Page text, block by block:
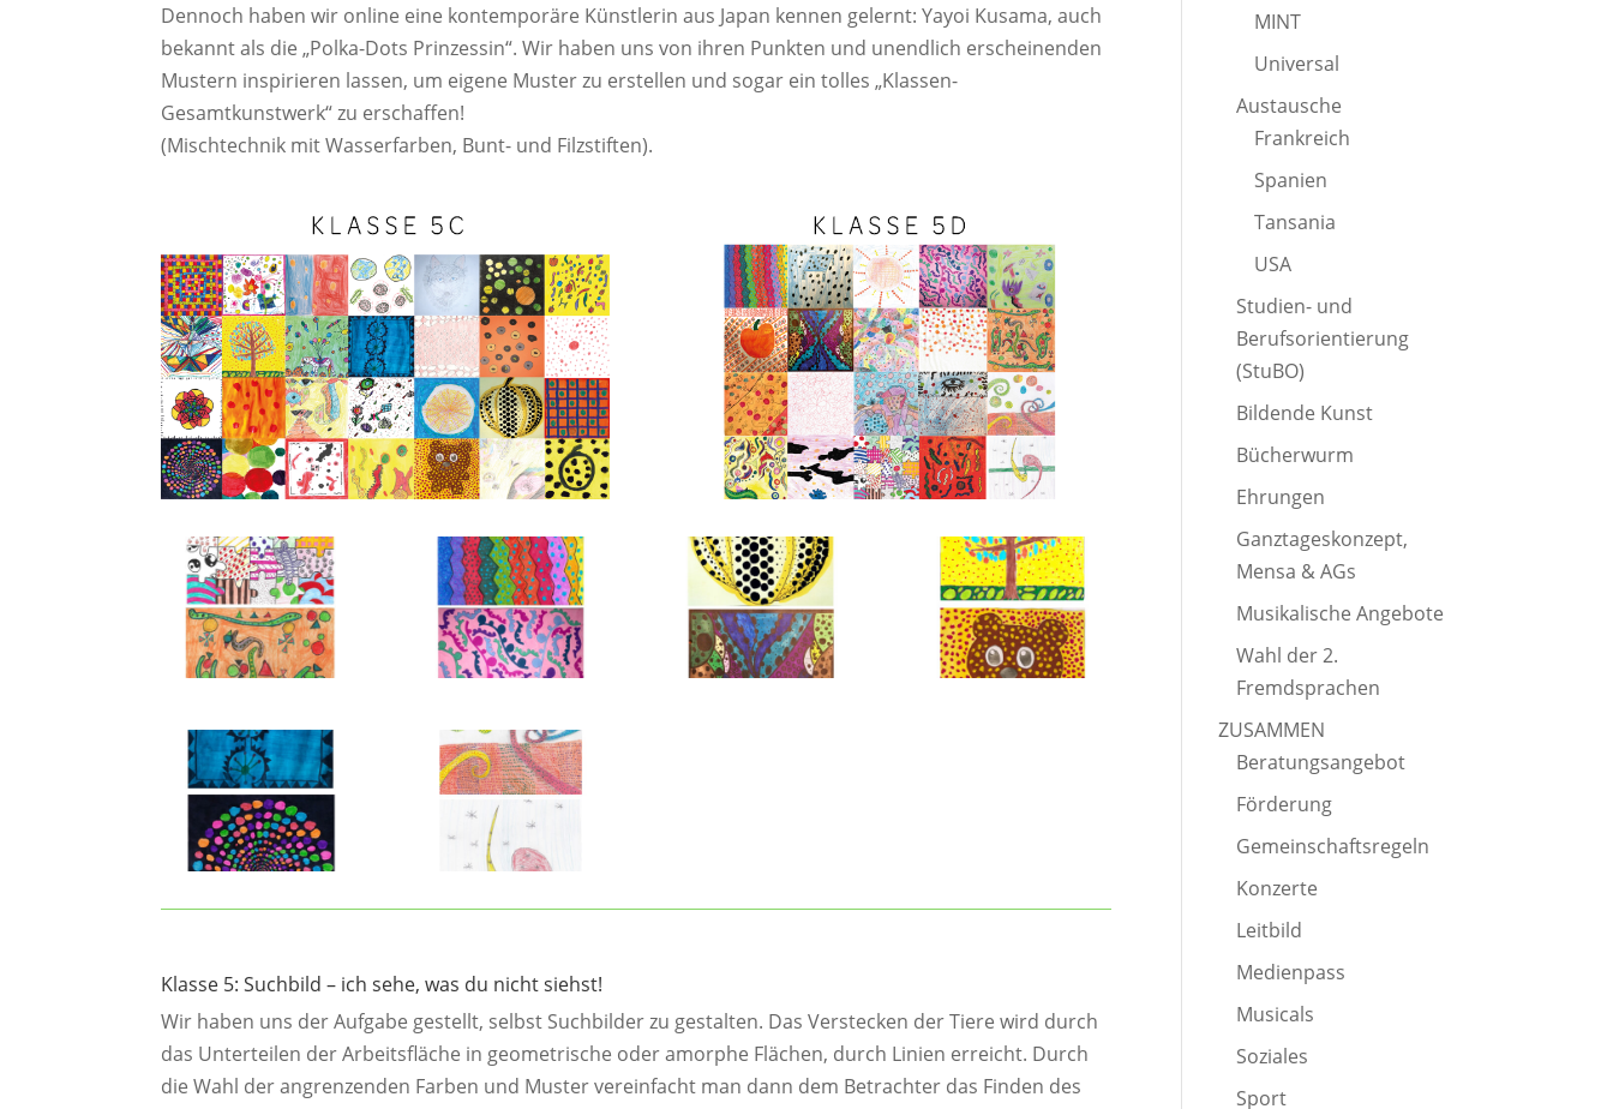
Dennoch haben wir online eine kontemporäre Künstlerin aus Japan kennen gelernt: Yayoi Kusama, auch
bekannt als die „Polka-Dots Prinzessin“. Wir haben uns von ihren Punkten und unendlich erscheinenden
Mustern inspirieren lassen, um eigene Muster zu erstellen und sogar ein tolles „Klassen-
Gesamtkunstwerk“ zu erschaffen!
(Mischtechnik mit Wasserfarben, Bunt- und Filzstiften).
Klasse 5: Suchbild – ich sehe, was du nicht siehst!
Wir haben uns der Aufgabe gestellt, selbst Suchbilder zu gestalten. Das Verstecken der Tiere wird durch
das Unterteilen der Arbeitsfläche in geometrische oder amorphe Flächen, durch Linien erreicht. Durch
die Wahl der angrenzenden Farben und Muster vereinfacht man dann dem Betrachter das Finden des
MINT
Universal
Austausche
Frankreich
Spanien
Tansania
USA
Studien- und
Berufsorientierung
(StuBO)
Bildende Kunst
Bücherwurm
Ehrungen
Ganztageskonzept,
Mensa & AGs
Musikalische Angebote
Wahl der 2.
Fremdsprachen
ZUSAMMEN
Beratungsangebot
Förderung
Gemeinschaftsregeln
Konzerte
Leitbild
Medienpass
Musicals
Soziales
Sport